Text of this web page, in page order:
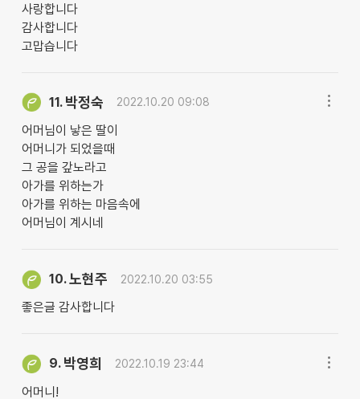
사랑합니다
감사합니다
고맙습니다
11. 박정숙 2022.10.20 09:08
어머님이 낳은 딸이
어머니가 되었을때
그 공을 갚노라고
아가를 위하는가
아가를 위하는 마음속에
어머님이 계시네
10.노현주 2022.10.20 03:55
좋은글 감사합니다
9. 박영희 2022.10.19 23:44
어머니!